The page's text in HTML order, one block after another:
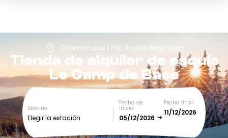
Chamrousse 1750 Roche Béranger
Tienda de alquiler de esquís
Le Camp de Base
Destino
Elegir la estación
Fecha de
inicio
Fecha final